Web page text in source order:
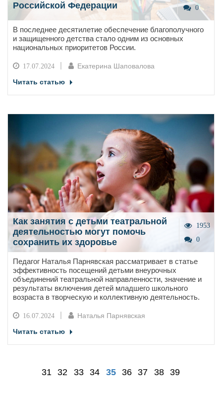
Российской Федерации
0
В последнее десятилетие обеспечение благополучного
и защищенного детства стало одним из основных
национальных приоритетов России.
17.07.2024
Екатерина Шаповалова
Читать статью
Как занятия с детьми театральной
деятельностью могут помочь
сохранить их здоровье
1953
0
Педагог Наталья Парнявская рассматривает в статье
эффективность посещений детьми внеурочных
объединений театральной направленности, значение и
результаты включения детей младшего школьного
возраста в творческую и коллективную деятельность.
16.07.2024
Наталья Парнявская
Читать статью
31 32 33 34 35 36 37 38 39